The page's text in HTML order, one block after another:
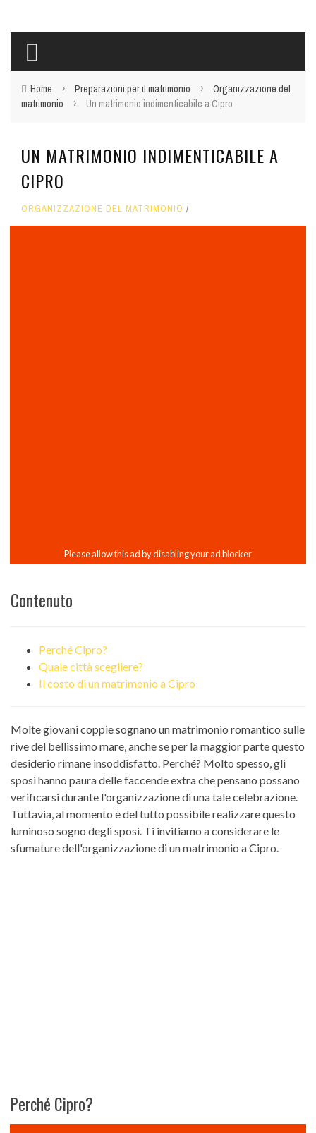
Home › Preparazioni per il matrimonio ›
Organizzazione del
matrimonio
› Un matrimonio indimenticabile a Cipro
UN MATRIMONIO INDIMENTICABILE A
CIPRO
ORGANIZZAZIONE DEL MATRIMONIO
Contenuto
Perché Cipro?
Quale città scegliere?
Il costo di un matrimonio a Cipro
Molte giovani coppie sognano un matrimonio romantico sulle
rive del bellissimo mare, anche se per la maggior parte questo
desiderio rimane insoddisfatto. Perché? Molto spesso, gli
sposi hanno paura delle faccende extra che pensano possano
verificarsi durante l'organizzazione di una tale celebrazione.
Tuttavia, al momento è del tutto possibile realizzare questo
luminoso sogno degli sposi. Ti invitiamo a considerare le
sfumature dell'organizzazione di un matrimonio a Cipro.
Perché Cipro?